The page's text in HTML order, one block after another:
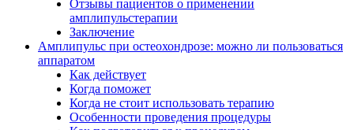
Отзывы пациентов о применении
амплипульстерапии
Заключение
Амплипульс при остеохондрозе: можно ли пользоваться
аппаратом
Как действует
Когда поможет
Когда не стоит использовать терапию
Особенности проведения процедуры